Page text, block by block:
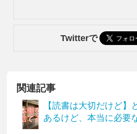
Twitterで
関連記事
【読書は大切だけど】
あるけど、本当に必要